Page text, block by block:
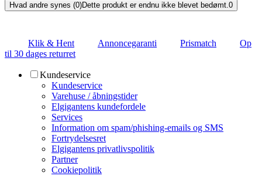
Hvad andre synes (0)Dette produkt er endnu ikke blevet bedømt.0
Klik & Hent Annoncegaranti Prismatch
Op
til 30 dages returret
Kundeservice
Kundeservice
Varehuse / åbningstider
Elgigantens kundefordele
Services
Information om spam/phishing-emails og SMS
Fortrydelsesret
Elgigantens privatlivspolitik
Partner
Cookiepolitik